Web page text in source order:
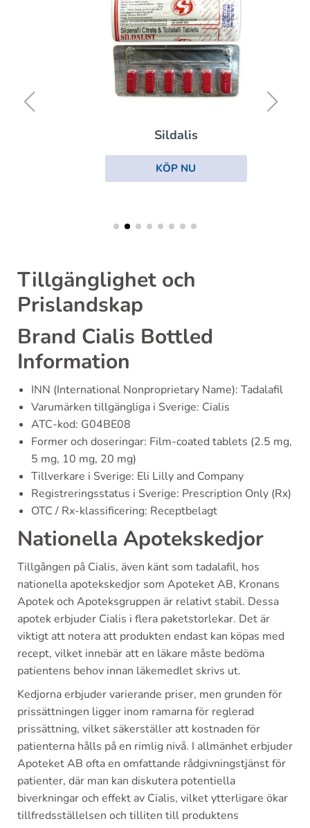
Sildalis
KÖP NU
Tillgänglighet och
Prislandskap
Brand Cialis Bottled
Information
INN (International Nonproprietary Name): Tadalafil
Varumärken tillgängliga i Sverige: Cialis
ATC-kod: G04BE08
Former och doseringar: Film-coated tablets (2.5 mg,
5 mg, 10 mg, 20 mg)
Tillverkare i Sverige: Eli Lilly and Company
Registreringsstatus i Sverige: Prescription Only (Rx)
OTC / Rx-klassificering: Receptbelagt
Nationella Apotekskedjor
Tillgången på Cialis, även känt som tadalafil, hos
nationella apotekskedjor som Apoteket AB, Kronans
Apotek och Apoteksgruppen är relativt stabil. Dessa
apotek erbjuder Cialis i flera paketstorlekar. Det är
viktigt att notera att produkten endast kan köpas med
recept, vilket innebär att en läkare måste bedöma
patientens behov innan läkemedlet skrivs ut.
Kedjorna erbjuder varierande priser, men grunden för
prissättningen ligger inom ramarna för reglerad
prissättning, vilket säkerställer att kostnaden för
patienterna hålls på en rimlig nivå. I allmänhet erbjuder
Apoteket AB ofta en omfattande rådgivningstjänst för
patienter, där man kan diskutera potentiella
biverkningar och effekt av Cialis, vilket ytterligare ökar
tillfredsställelsen och tilliten till produktens